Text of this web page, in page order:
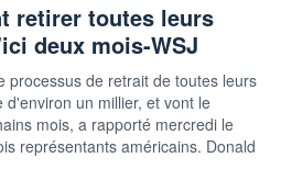
retirer toutes leurs
deux mois-WSJ
processus de retrait de toutes leurs
un millier, et vont le
mois, a rapporté mercredi le
représentants américains. Donald